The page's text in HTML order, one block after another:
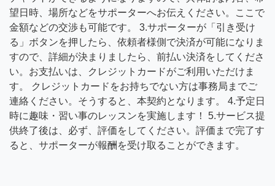
望日時、場所などをサポーターへお伝えください。ここで
金額などの交渉も可能です。 3.サポーターが「引き受け
る」ボタンを押したら、依頼者様側で決済が可能になりま
すので、詳細が決まりましたら、前払い決済をしてくださ
い。お支払いは、クレジットカードがご利用いただけま
す。 クレジットカードをお持ちでない方は事務局までご
連絡ください。そうすると、本契約となります。 4.予定日
時に趣味・習い事のレッスンを実施します！ 5.サービス提
供終了後は、必ず、評価をしてください。評価まで完了す
ると、サポーターが報酬を受け取ることができます。